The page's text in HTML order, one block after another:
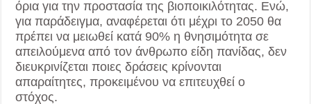
όρια για την προστασία της βιοποικιλότητας. Ενώ,
για παράδειγμα, αναφέρεται ότι μέχρι το 2050 θα
πρέπει να μειωθεί κατά 90% η θνησιμότητα σε
απειλούμενα από τον άνθρωπο είδη πανίδας, δεν
διευκρινίζεται ποιες δράσεις κρίνονται
απαραίτητες, προκειμένου να επιτευχθεί ο
στόχος.